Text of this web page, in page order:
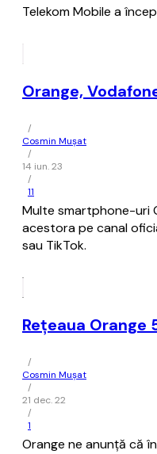
Telekom Mobile a
Orange,
/
Cosmin Mușat
/
14 iun. 23
/
11
Multe smartphone-uri
acestora pe canal
sau TikTok.
Reţeaua Orange
/
Cosmin Mușat
/
21 dec. 22
/
1
Orange ne anunţă că